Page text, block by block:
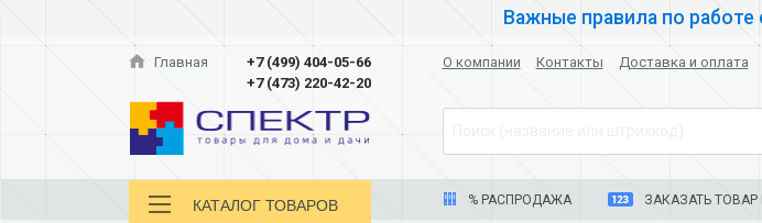
Важные правила по
Главная
+7 (499) 404-05-66
+7 (473) 220-42-20
О компании Контакты Доставка и оплата
КАТАЛОГ ТОВАРОВ % РАСПРОДАЖА ЗАКАЗАТЬ